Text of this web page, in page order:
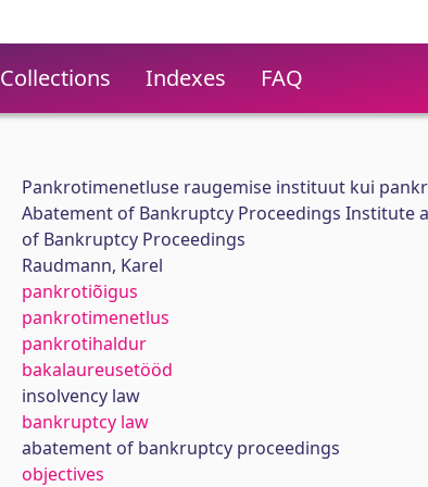
Collections Indexes FAQ
Pankrotimenetluse raugemise instituut kui
Abatement of Bankruptcy Proceedings Institute
of Bankruptcy Proceedings
Raudmann, Karel
pankrotiõigus
pankrotimenetlus
pankrotihaldur
bakalaureusetööd
insolvency law
bankruptcy law
abatement of bankruptcy proceedings
objectives